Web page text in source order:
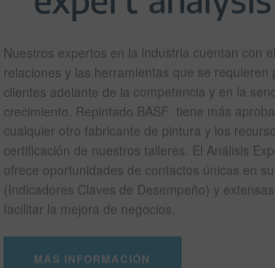
Nuestros expertos en la industria cuentan con
relaciones y las herramientas que se requieren
clientes adelante de la competencia y en la
crecimiento. Repintado BASF tiene más
cualquier otro fabricante de pintura y los
certificación de nuestros talleres. El Análisis
ofrece oportunidades de contactos únicas en
(Indicadores Claves de Desempeño) y
facilitar la mejora de negocios.
MÁS INFORMACIÓN